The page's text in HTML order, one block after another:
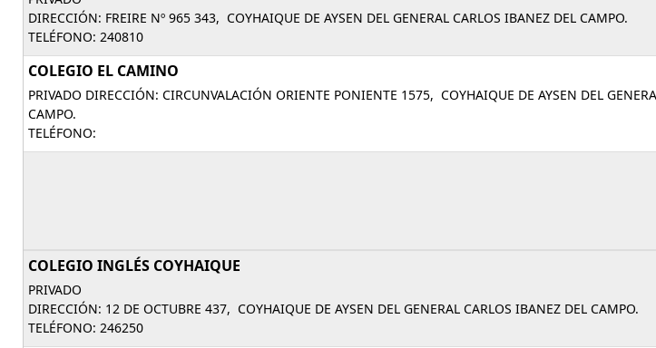
DIRECCIÓN: FREIRE Nº 965 343, COYHAIQUE DE AYSEN DEL GENERAL CARLOS IBANEZ DEL CAMPO.
TELÉFONO: 240810
COLEGIO EL CAMINO
PRIVADO DIRECCIÓN: CIRCUNVALACIÓN ORIENTE PONIENTE 1575, COYHAIQUE DE AYSEN DEL
CAMPO.
TELÉFONO:
COLEGIO INGLÉS COYHAIQUE
PRIVADO
DIRECCIÓN: 12 DE OCTUBRE 437, COYHAIQUE DE AYSEN DEL GENERAL CARLOS IBANEZ DEL CAMPO.
TELÉFONO: 246250